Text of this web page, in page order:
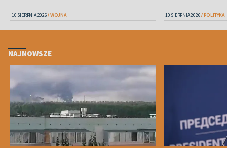
10 SIERPNIA 2026 WOJNA 10 SIERPNIA 2026 POLITYKA
NAJNOWSZE